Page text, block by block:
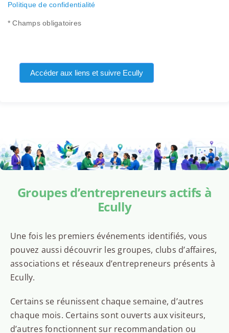
Politique de confidentialité
* Champs obligatoires
Accéder aux liens et suivre Ecully
Groupes d’entrepreneurs actifs à
Ecully
Une fois les premiers événements identifiés, vous
pouvez aussi découvrir les groupes, clubs d’affaires,
associations et réseaux d’entrepreneurs présents à
Ecully.
Certains se réunissent chaque semaine, d’autres
chaque mois. Certains sont ouverts aux visiteurs,
d’autres fonctionnent sur recommandation ou